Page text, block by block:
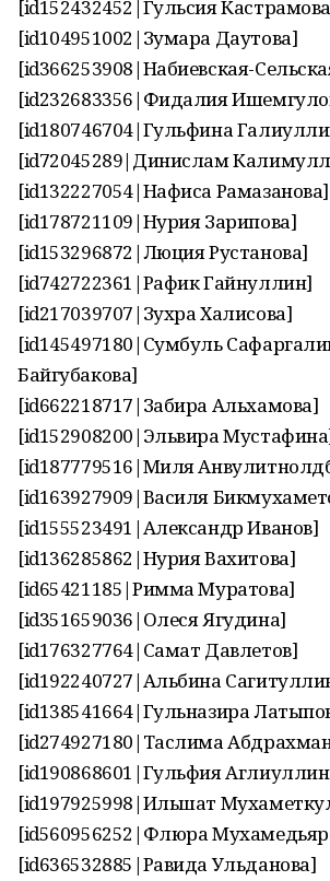
[id152432452|Гульсия
[id104951002|Зумара Даутова]
[id366253908|Набиевская-
[id232683356|Фидалия
[id180746704|Гульфина
[id72045289|Динислам
[id132227054|Нафиса Рамазанова]
[id178721109|Нурия Зарипова]
[id153296872|Люция Рустанова]
[id742722361|Рафик Гайнуллин]
[id217039707|Зухра Халисова]
[id145497180|Сумбуль
Байгубакова]
[id662218717|Забира Альхамова]
[id152908200|Эльвира
[id187779516|Миля
[id163927909|Василя
[id155523491|Александр Иванов]
[id136285862|Нурия Вахитова]
[id65421185|Римма Муратова]
[id351659036|Олеся Ягудина]
[id176327764|Самат Давлетов]
[id192240727|Альбина
[id138541664|Гульназира
[id274927180|Таслима
[id190868601|Гульфия
[id197925998|Ильшат
[id560956252|Флюра
[id636532885|Равида Ульданова]